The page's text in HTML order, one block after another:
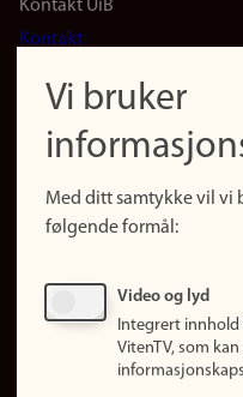
Footer
(no)
Kontakt UiB
Kontakt
Finn forsker
Presse
Finn studier
Ledige stillinger
Vi bruker
Med ditt samtykke vil vi
følgende formål:
Video og lyd
Integrert innhold
VitenTV, som